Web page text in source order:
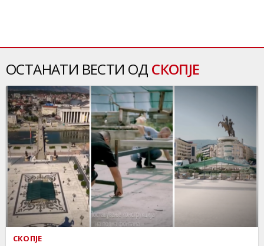
ОСТАНАТИ ВЕСТИ ОД СКОПЈЕ
СКОПЈЕ